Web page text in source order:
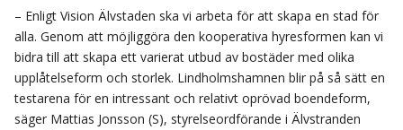
– Enligt Vision Älvstaden ska vi arbeta för att skapa en stad för
alla. Genom att möjliggöra den kooperativa hyresformen kan vi
bidra till att skapa ett varierat utbud av bostäder med olika
upplåtelseform och storlek. Lindholmshamnen blir på så sätt en
testarena för en intressant och relativt oprövad boendeform,
säger Mattias Jonsson (S), styrelseordförande i Älvstranden